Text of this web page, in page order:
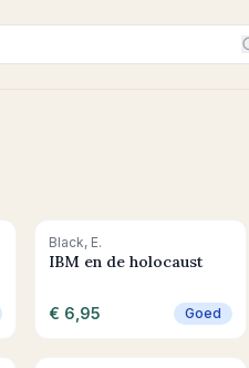
+ In winkelwagen
Black, E.
IBM en de holocaust
€ 6,95 Goed